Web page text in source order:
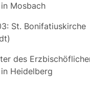
Mosbach
St. Bonifatiuskirche
des
Heidelberg